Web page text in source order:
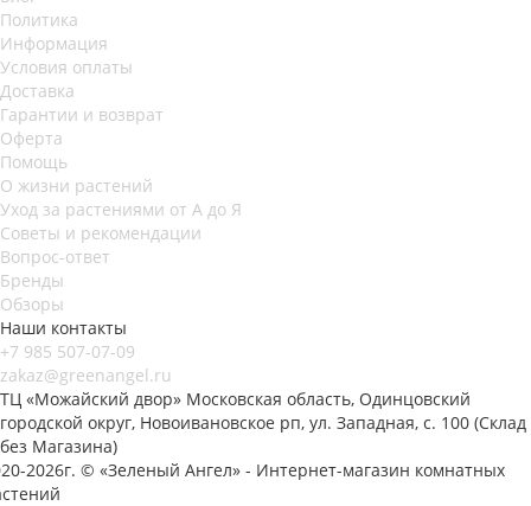
Политика
Информация
Условия оплаты
Доставка
Гарантии и возврат
Оферта
Помощь
О жизни растений
Уход за растениями от А до Я
Советы и рекомендации
Вопрос-ответ
Бренды
Обзоры
Наши контакты
+7 985 507-07-09
zakaz@greenangel.ru
ТЦ «Можайский двор» Московская область, Одинцовский
городской округ, Новоивановское рп, ул. Западная, с. 100 (Склад
без Магазина)
2026г. © «Зеленый Ангел» - Интернет-магазин комнатных